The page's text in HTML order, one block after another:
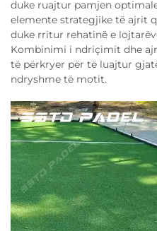
duke ruajtur pamjen
elemente strategjike të ajrit
duke rritur rehatinë e
Kombinimi i ndriçimit dhe
të përkryer për të luajtur
ndryshme të motit.